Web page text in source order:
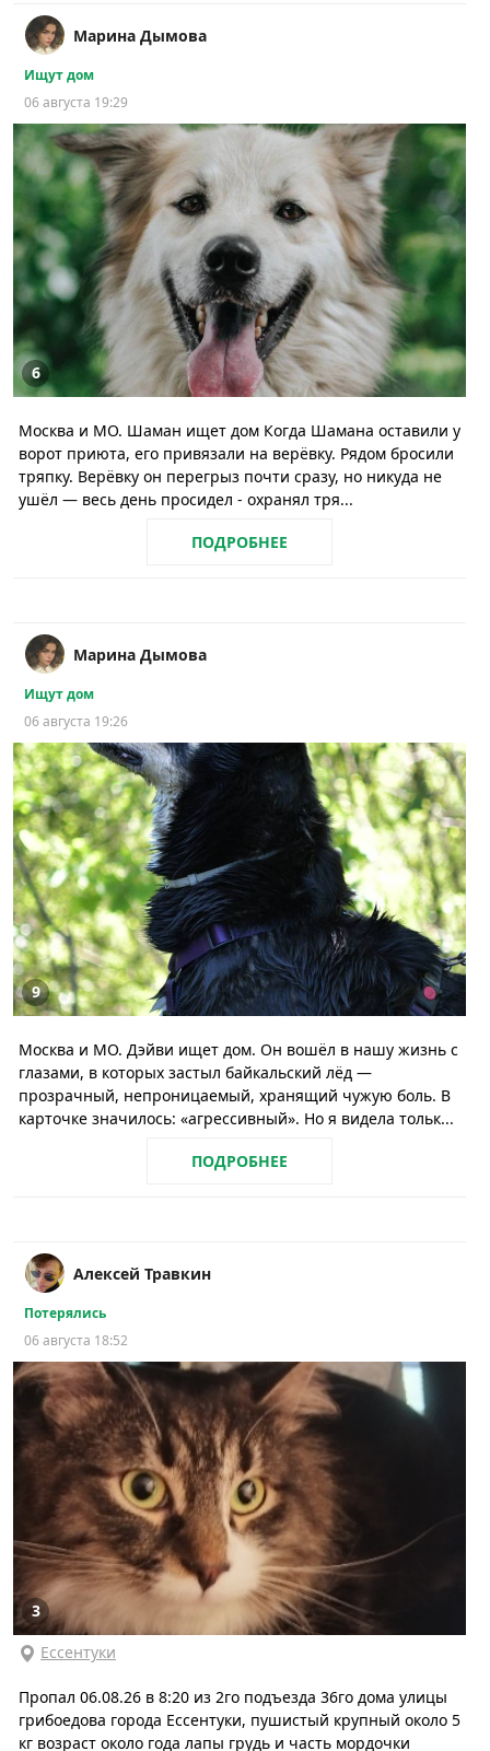
Марина Дымова
Ищут дом
06 августа 19:29
6
Москва и МО. Шаман ищет дом Когда Шамана оставили у
ворот приюта, его привязали на верёвку. Рядом бросили
тряпку. Верёвку он перегрыз почти сразу, но никуда не
ушёл — весь день просидел - охранял тря...
ПОДРОБНЕЕ
Марина Дымова
Ищут дом
06 августа 19:26
9
Москва и МО. Дэйви ищет дом. Он вошёл в нашу жизнь с
глазами, в которых застыл байкальский лёд —
прозрачный, непроницаемый, хранящий чужую боль. В
карточке значилось: «агрессивный». Но я видела тольк...
ПОДРОБНЕЕ
Алексей Травкин
Потерялись
06 августа 18:52
3
Ессентуки
Пропал 06.08.26 в 8:20 из 2го подъезда 36го дома улицы
грибоедова города Ессентуки, пушистый крупный около 5
кг возраст около года лапы грудь и часть мордочки